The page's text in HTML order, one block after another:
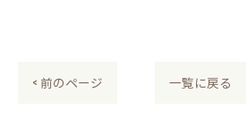
< 前のページ 一覧に戻る